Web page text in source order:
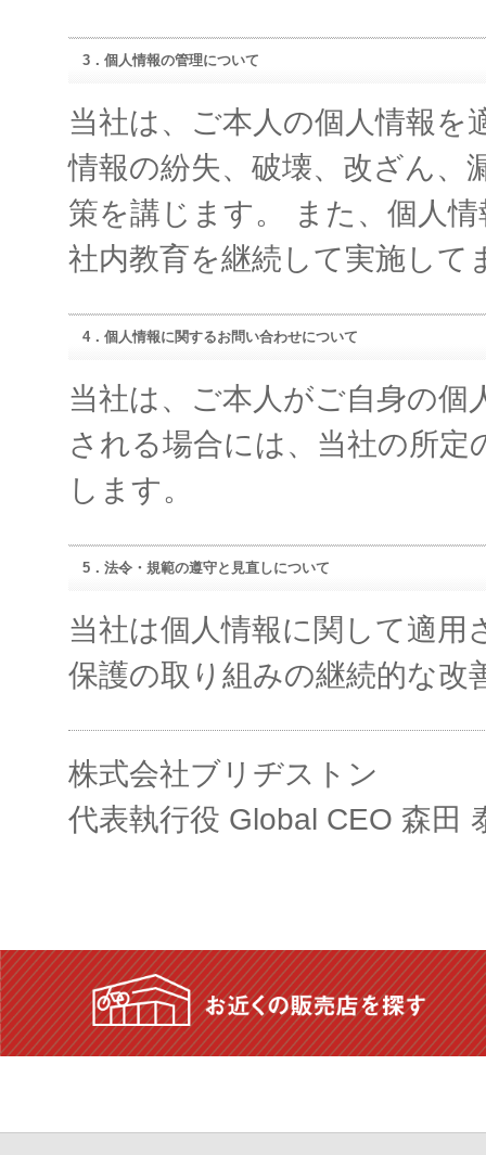
3．個人情報の管理について
当社は、ご本人の個人情報を
情報の紛失、破壊、改ざん、
策を講じます。 また、個人
社内教育を継続して実施して
4．個人情報に関するお問い合わせについて
当社は、ご本人がご自身の個
される場合には、当社の所
します。
5．法令・規範の遵守と見直しについて
当社は個人情報に関して適用
保護の取り組みの継続的な改
株式会社ブリヂストン
代表執行役 Global CEO 森田